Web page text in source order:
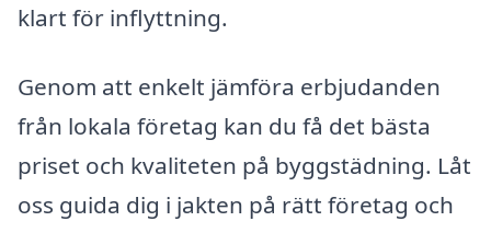
klart för inflyttning.
Genom att enkelt jämföra erbjudanden
från lokala företag kan du få det bästa
priset och kvaliteten på byggstädning. Låt
oss guida dig i jakten på rätt företag och